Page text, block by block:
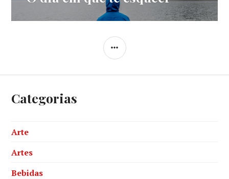
SIDEBAR
Categorias
Arte
Artes
Bebidas